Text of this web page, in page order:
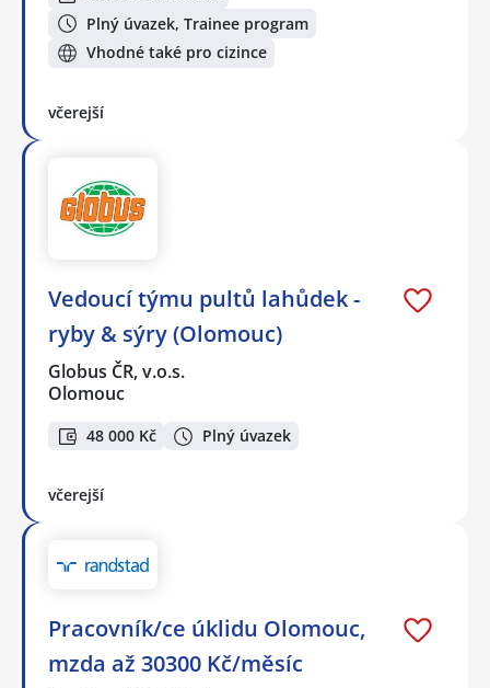
Plný úvazek, Trainee program
Vhodné také pro cizince
včerejší
Vedoucí týmu pultů lahůdek -
ryby & sýry (Olomouc)
Globus ČR, v.o.s.
Olomouc
48 000 Kč Plný úvazek
včerejší
Pracovník/ce úklidu Olomouc,
mzda až 30300 Kč/měsíc